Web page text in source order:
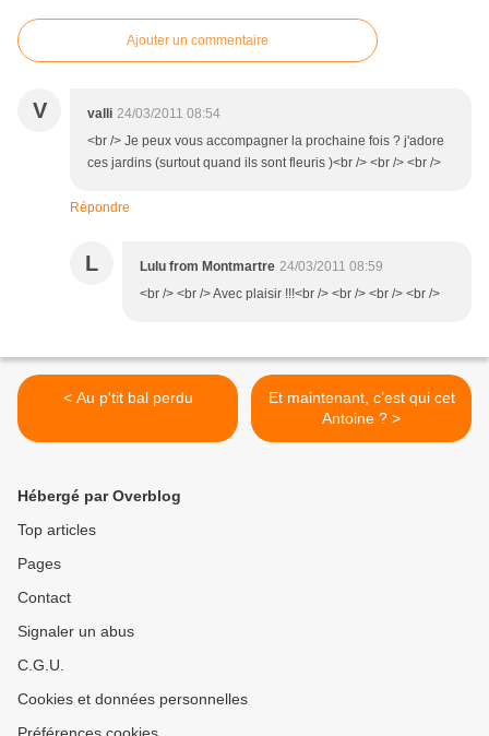
Ajouter un commentaire
V valli 24/03/2011 08:54
<br /> Je peux vous accompagner la prochaine fois ? j'adore
ces jardins (surtout quand ils sont fleuris )<br /> <br /> <br />
Répondre
L Lulu from Montmartre 24/03/2011 08:59
<br /> <br /> Avec plaisir !!!<br /> <br /> <br /> <br />
< Au p'tit bal perdu
Et maintenant, c’est qui cet
Antoine ? >
Hébergé par Overblog
Top articles
Pages
Contact
Signaler un abus
C.G.U.
Cookies et données personnelles